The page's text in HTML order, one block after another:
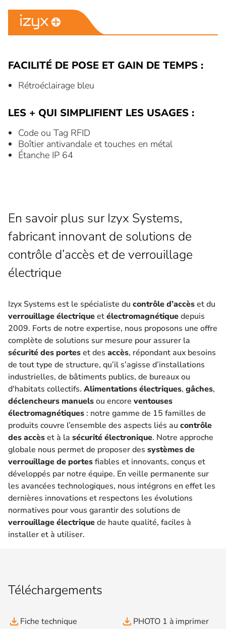
FACILITÉ DE POSE ET GAIN DE TEMPS :
Rétroéclairage bleu
LES + QUI SIMPLIFIENT LES USAGES :
Code ou Tag RFID
Boîtier antivandale et touches en métal
Étanche IP 64
En savoir plus sur Izyx Systems,
fabricant innovant de solutions de
contrôle d’accès et de verrouillage
électrique
Izyx Systems est le spécialiste du contrôle d’accèset du
verrouillage électriqueetélectromagnétiquedepuis
2009. Forts de notre expertise, nous proposons une offre
complète de solutions sur mesure pour assurer la
sécurité des porteset des accès, répondant aux besoins
de tout type de structure, qu’il s’agisse d’installations
industrielles, de bâtiments publics, de bureaux ou
d'habitats collectifs. Alimentations électriques, gâches,
déclencheurs manuelsou encore ventouses
électromagnétiques : notre gamme de 15 familles de
produits couvre l’ensemble des aspects liés au contrôle
des accèset à la sécurité électronique. Notre approche
globale nous permet de proposer des systèmes de
verrouillage de portesfiables et innovants, conçus et
développés par notre équipe. En veille permanente sur
les avancées technologiques, nous intégrons en effet les
dernières innovations et respectons les évolutions
normatives pour vous garantir des solutions de
verrouillage électriquede haute qualité, faciles à
installer et à utiliser.
Téléchargements
file_download Fiche technique file_download PHOTO 1 à imprimer